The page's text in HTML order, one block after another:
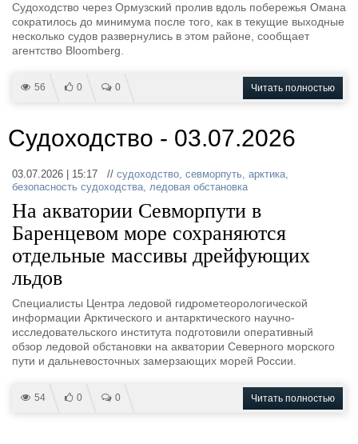
Судоходство через Ормузский пролив вдоль побережья Омана
сократилось до минимума после того, как в текущие выходные
несколько судов развернулись в этом районе, сообщает
агентство Bloomberg.
56 0 0 Читать полностью
Судоходство - 03.07.2026
03.07.2026 | 15:17 // судоходство, севморпуть, арктика,
безопасность судоходства, ледовая обстановка
На акватории Севморпути в
Баренцевом море сохраняются
отдельные массивы дрейфующих
льдов
Специалисты Центра ледовой гидрометеорологической
информации Арктического и антарктического научно-
исследовательского института подготовили оперативный
обзор ледовой обстановки на акватории Северного морского
пути и дальневосточных замерзающих морей России.
54 0 0 Читать полностью